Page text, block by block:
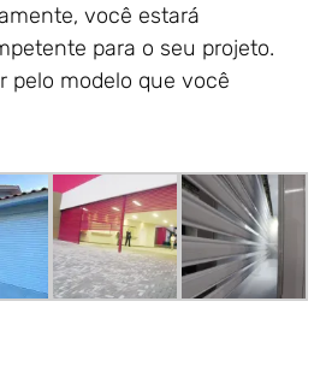
você estará
para o seu projeto.
pelo modelo que você